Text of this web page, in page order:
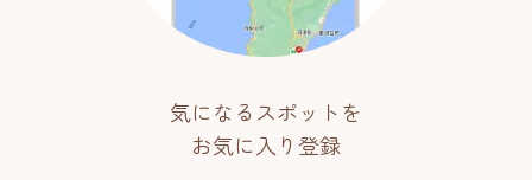
気になるスポットを
お気に入り登録